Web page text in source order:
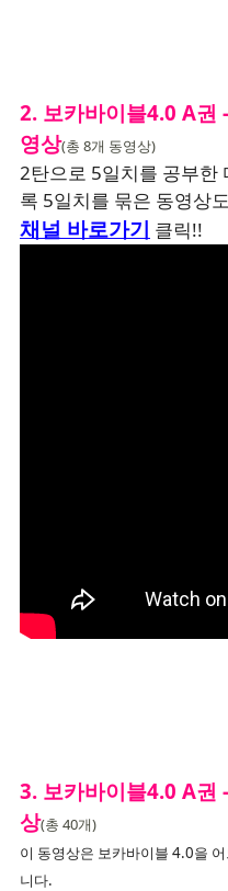
2. 보카바이블4.0 A권
영상(총 8개 동영상)
2탄으로 5일치를 공부한
록 5일치를 묶은 동영상
채널 바로가기 클릭!!
3. 보카바이블4.0 A권
상(총 40개)
이 동영상은 보카바이블 4.0을
니다.